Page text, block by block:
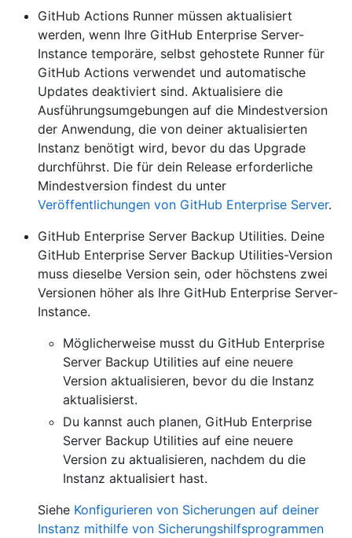
GitHub Actions Runner müssen aktualisiert
werden, wenn Ihre GitHub Enterprise Server-
Instance temporäre, selbst gehostete Runner für
GitHub Actions verwendet und automatische
Updates deaktiviert sind. Aktualisiere die
Ausführungsumgebungen auf die Mindestversion
der Anwendung, die von deiner aktualisierten
Instanz benötigt wird, bevor du das Upgrade
durchführst. Die für dein Release erforderliche
Mindestversion findest du unter
Veröffentlichungen von GitHub Enterprise Server.
GitHub Enterprise Server Backup Utilities. Deine
GitHub Enterprise Server Backup Utilities-Version
muss dieselbe Version sein, oder höchstens zwei
Versionen höher als Ihre GitHub Enterprise Server-
Instance.
Möglicherweise musst du GitHub Enterprise
Server Backup Utilities auf eine neuere
Version aktualisieren, bevor du die Instanz
aktualisierst.
Du kannst auch planen, GitHub Enterprise
Server Backup Utilities auf eine neuere
Version zu aktualisieren, nachdem du die
Instanz aktualisiert hast.
Siehe Konfigurieren von Sicherungen auf deiner
Instanz mithilfe von Sicherungshilfsprogrammen